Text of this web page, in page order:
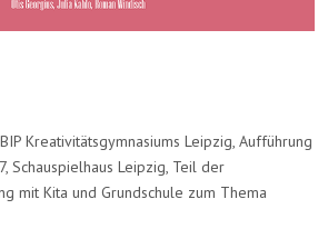
Kreativitätsgymnasiums Leipzig, Aufführung
Schauspielhaus Leipzig, Teil der
mit Kita und Grundschule zum Thema